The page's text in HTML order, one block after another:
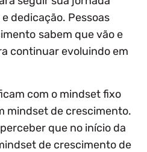
dedicação. Pessoas
sabem que vão e
continuar evoluindo em
com o mindset fixo
mindset de crescimento.
que no início da
de crescimento de